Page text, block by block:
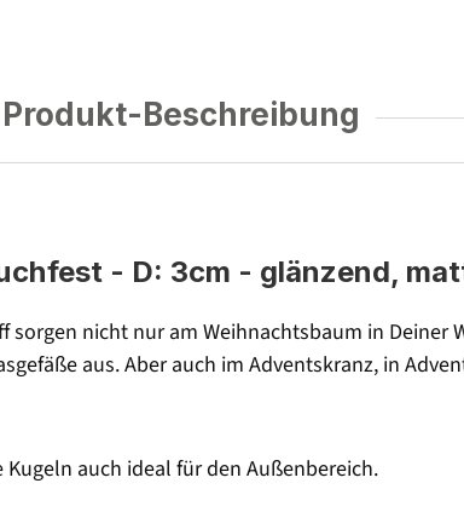
Produkt-Beschreibung
- D: 3cm - glänzend,
nicht nur am Weihnachtsbaum in Deiner
aus. Aber auch im Adventskranz, in
auch ideal für den Außenbereich.